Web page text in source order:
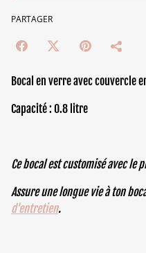
PARTAGER
Bocal en verre avec couvercle
Capacité : 0.8 litre
Ce bocal est customisé avec le
Assure une longue vie à ton
d'entretien.